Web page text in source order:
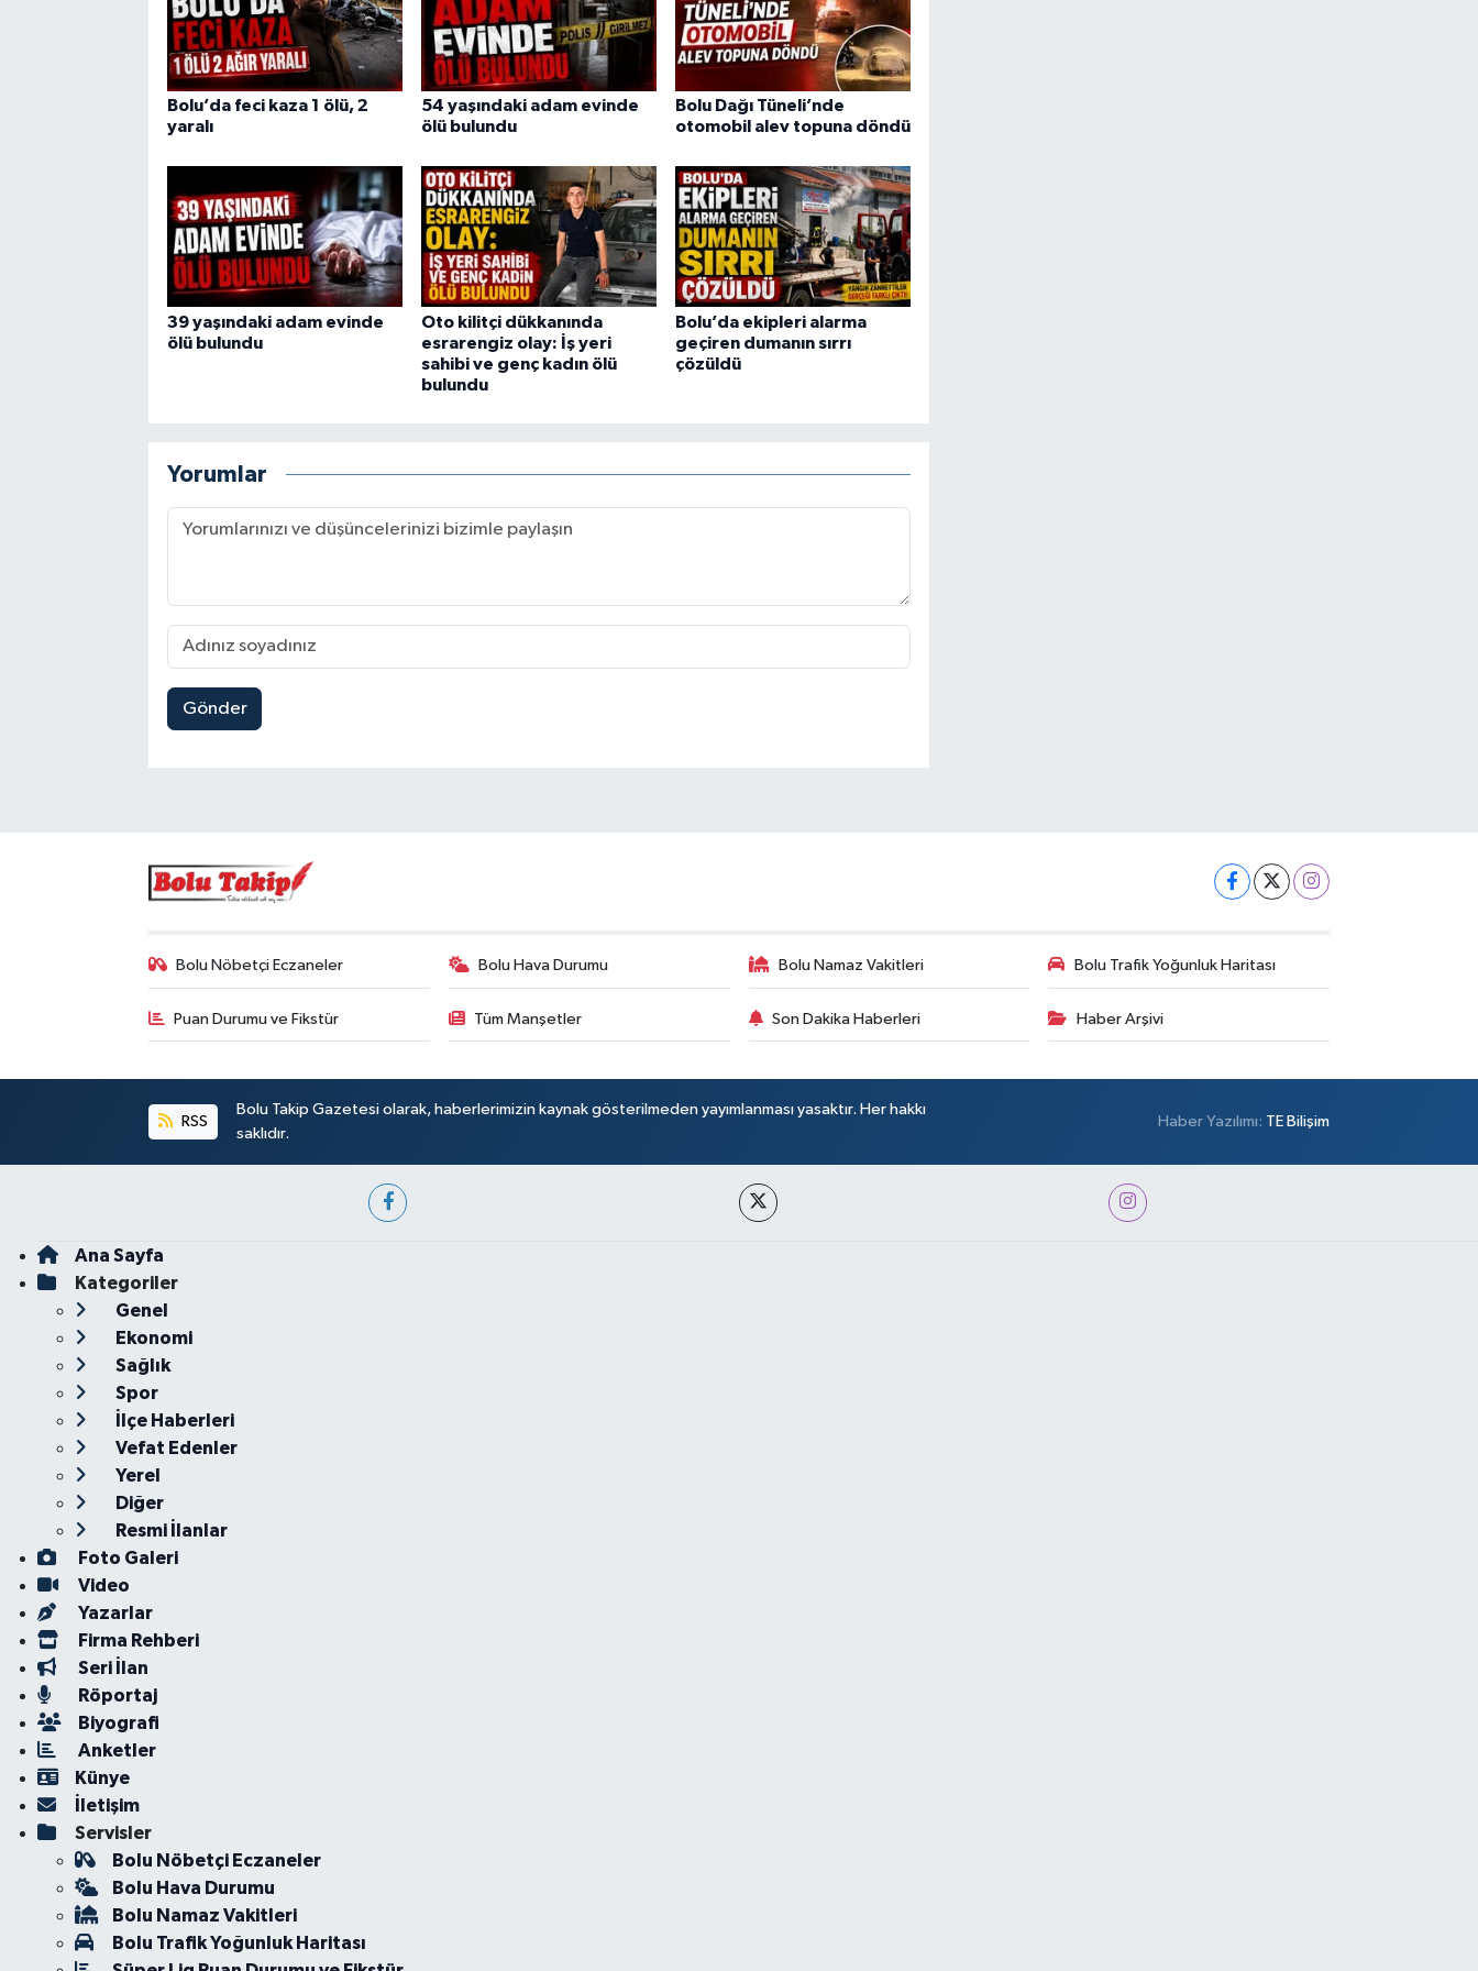
Bolu’da feci kaza 1 ölü, 2
yaralı
54 yaşındaki adam evinde
ölü bulundu
Bolu Dağı Tüneli’nde
otomobil alev topuna döndü
39 yaşındaki adam evinde
ölü bulundu
Oto kilitçi dükkanında
esrarengiz olay: İş yeri
sahibi ve genç kadın ölü
bulundu
Bolu’da ekipleri alarma
geçiren dumanın sırrı
çözüldü
Yorumlar
Gönder
Bolu Nöbetçi Eczaneler Bolu Hava Durumu Bolu Namaz Vakitleri Bolu Trafik Yoğunluk Haritası
Puan Durumu ve Fikstür Tüm Manşetler Son Dakika Haberleri Haber Arşivi
RSS
Bolu Takip Gazetesi olarak, haberlerimizin kaynak gösterilmeden yayımlanması yasaktır. Her hakkı
saklıdır.
Haber Yazılımı: TE Bilişim
Ana Sayfa
Kategoriler
Genel
Ekonomi
Sağlık
Spor
İlçe Haberleri
Vefat Edenler
Yerel
Diğer
Resmi İlanlar
Foto Galeri
Video
Yazarlar
Firma Rehberi
Seri İlan
Röportaj
Biyografi
Anketler
Künye
İletişim
Servisler
Bolu Nöbetçi Eczaneler
Bolu Hava Durumu
Bolu Namaz Vakitleri
Bolu Trafik Yoğunluk Haritası